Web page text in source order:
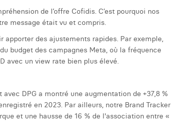
de l’offre Cofidis. C’est pourquoi nos
message était vu et compris.
des ajustements rapides. Par exemple,
budget des campagnes Meta, où la fréquence
avec un view rate bien plus élevé.
DPG a montré une augmentation de +37,8 %
en 2023. Par ailleurs, notre Brand Tracker
et une hausse de 16 % de l'association entre «